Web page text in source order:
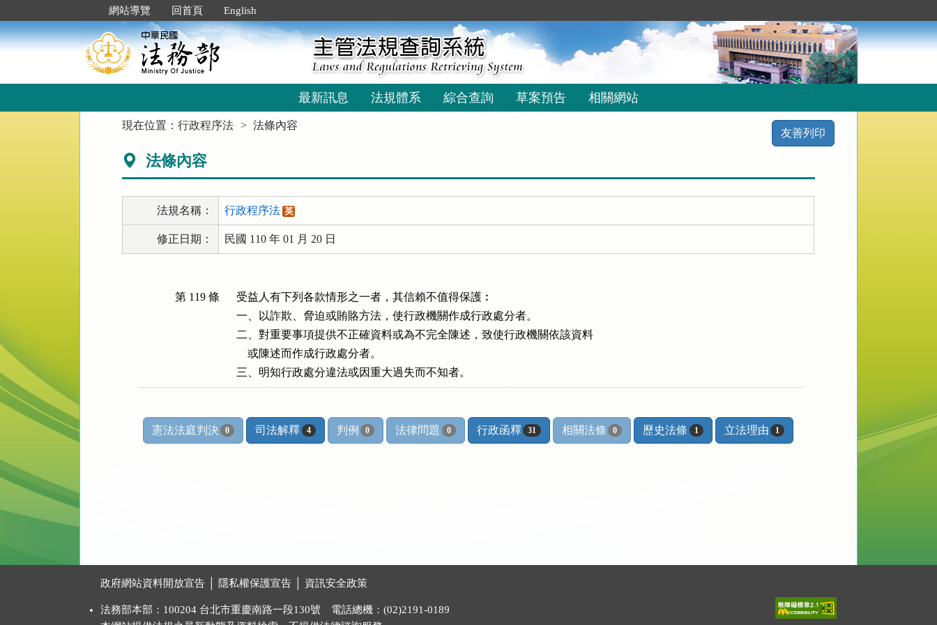
到
主
要
網站導覽 回首頁 English
最新訊息 法規體系 綜合查詢 草案預告 相關網站
現在位置：行政程序法 法條內容
友善列印
法條內容
法規名稱： 行政程序法 英
修正日期： 民國 110 年 01 月 20 日
第 119 條
受益人有下列各款情形之一者，其信賴不值得保護︰
一、以詐欺、脅迫或賄賂方法，使行政機關作成行政處分者。
二、對重要事項提供不正確資料或為不完全陳述，致使行政機關依該資料
    或陳述而作成行政處分者。
三、明知行政處分違法或因重大過失而不知者。
憲法法庭判決 0 司法解釋 4 判例 0 法律問題 0 行政函釋 31 相關法條 0 歷史法條 1 立法理由 1
政府網站資料開放宣告 隱私權保護宣告 資訊安全政策
法務部本部：100204 台北市重慶南路一段130號 電話總機：(02)2191-0189